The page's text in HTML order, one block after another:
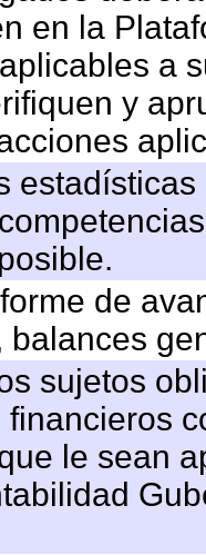
en la
a
y
de
balances
sujetos
le sean